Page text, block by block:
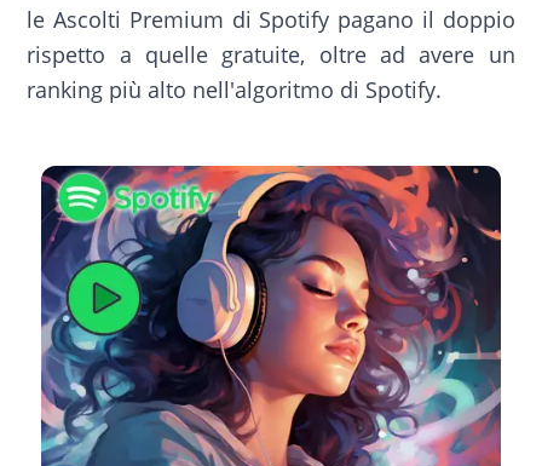
le Ascolti Premium di Spotify pagano il doppio
rispetto a quelle gratuite, oltre ad avere un
ranking più alto nell'algoritmo di Spotify.